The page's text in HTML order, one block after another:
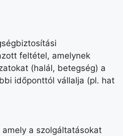
feltétel, amelynek
(halál, betegség) a
időponttól vállalja (pl. hat
a szolgáltatásokat